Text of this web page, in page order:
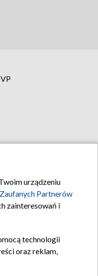
urządzeniu
Zaufanych Partnerów
zainteresowań i
technologii
oraz reklam,